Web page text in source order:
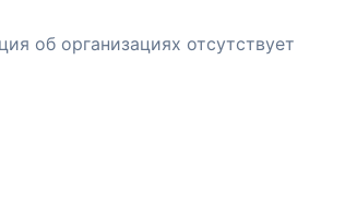
об организациях отсутствует